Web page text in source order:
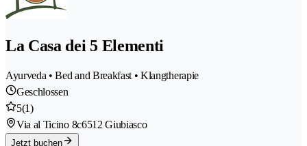
La Casa dei 5 Elementi
Ayurveda • Bed and Breakfast • Klangtherapie
Geschlossen
5(1)
Via al Ticino 8c6512 Giubiasco
Jetzt buchen